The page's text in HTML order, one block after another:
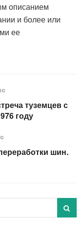
описанием
и более или
ее
туземцев с
году
шин.